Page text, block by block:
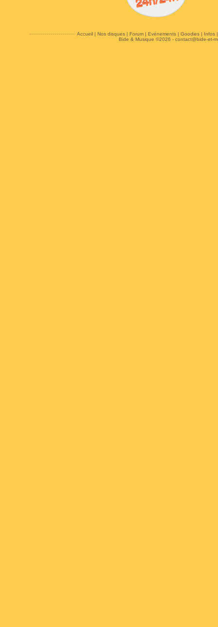
Accueil| Nos disques| Forum| Evénements| Goodies| Infos
Bide & Musique ©2026 - contact@bide-et-